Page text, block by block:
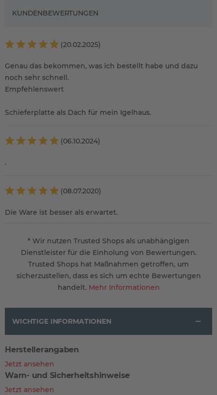
KUNDENBEWERTUNGEN
(20.02.2025)
Genau das bekommen, was ich bestellt habe und dazu
noch sehr schnell.
Empfehlenswert
Schieferplatte als Dach für mein Igelhaus.
(06.10.2024)
.
(08.07.2020)
Die Ware ist besser als erwartet.
* Wir nutzen Trusted Shops als unabhängigen
Dienstleister für die Einholung von Bewertungen.
Trusted Shops hat Maßnahmen getroffen, um
sicherzustellen, dass es sich um echte Bewertungen
handelt. Mehr Informationen
WICHTIGE INFORMATIONEN
Herstellerangaben
Jetzt ansehen
Warn- und Sicherheitshinweise
Jetzt ansehen